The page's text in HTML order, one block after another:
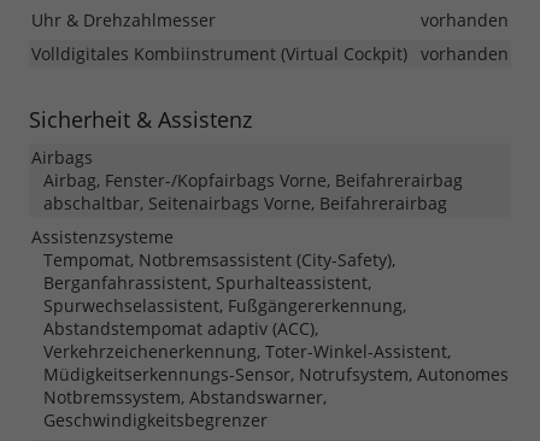
Uhr & Drehzahlmesser
vorhanden
Volldigitales Kombiinstrument (Virtual Cockpit) vorhanden
Sicherheit & Assistenz
Airbags
Airbag, Fenster-/Kopfairbags Vorne, Beifahrerairbag
abschaltbar, Seitenairbags Vorne, Beifahrerairbag
Assistenzsysteme
Tempomat, Notbremsassistent (City-Safety),
Berganfahrassistent, Spurhalteassistent,
Spurwechselassistent, Fußgängererkennung,
Abstandstempomat adaptiv (ACC),
Verkehrzeichenerkennung, Toter-Winkel-Assistent,
Müdigkeitserkennungs-Sensor, Notrufsystem, Autonomes
Notbremssystem, Abstandswarner,
Geschwindigkeitsbegrenzer